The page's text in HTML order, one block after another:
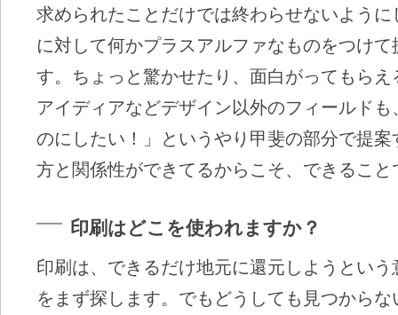
求められたことだけでは終わらせないよう
に対して何かプラスアルファなものをつけ
す。ちょっと驚かせたり、面白がってもら
アイディアなどデザイン以外のフィールド
のにしたい！」というやり甲斐の部分で提
方と関係性ができてるからこそ、できるこ
印刷はどこを使われますか？
印刷は、できるだけ地元に還元しようとい
をまず探します。でもどうしても見つから